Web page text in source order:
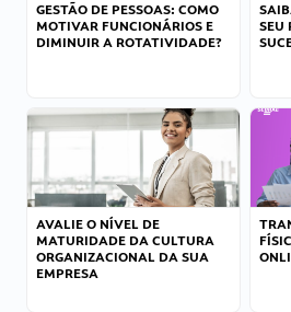
GESTÃO DE PESSOAS: COMO
MOTIVAR FUNCIONÁRIOS E
DIMINUIR A ROTATIVIDADE?
SEU
AVALIE O NÍVEL DE
MATURIDADE DA CULTURA
ORGANIZACIONAL DA SUA
EMPRESA